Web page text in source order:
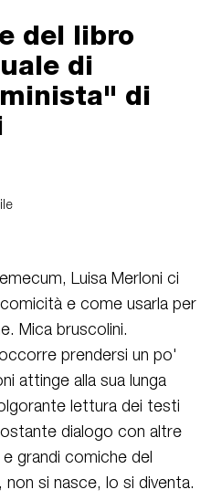
del libro
di
di
Luisa Merloni ci
e come usarla per
Mica bruscolini.
prendersi un po'
attinge alla sua lunga
lettura dei testi
dialogo con altre
grandi comiche del
si nasce, lo si diventa.